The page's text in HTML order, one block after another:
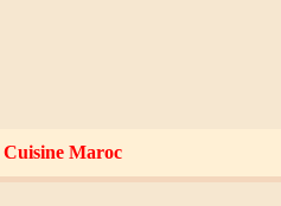
Cuisine Maroc